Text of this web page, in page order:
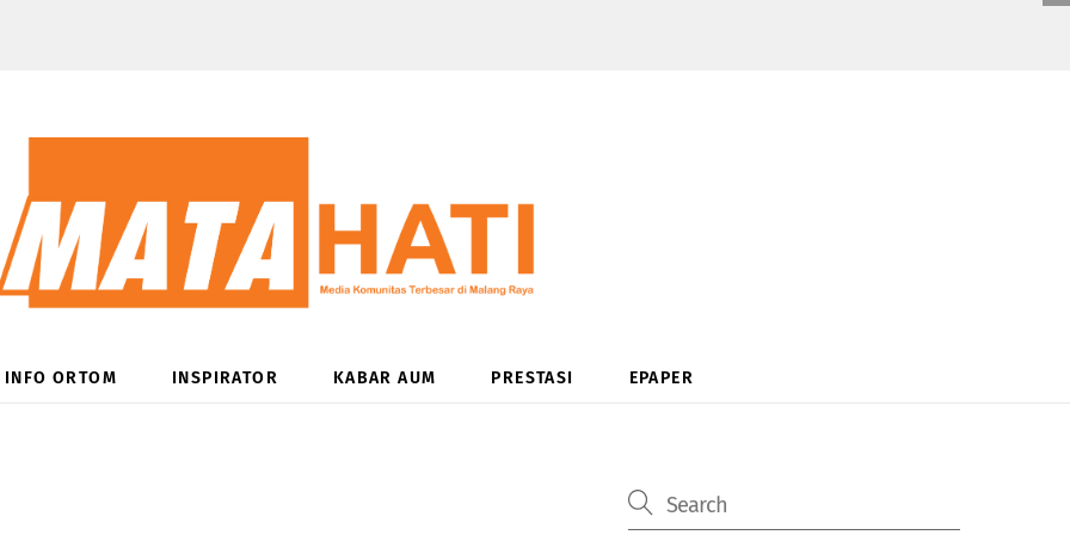
INFO ORTOM INSPIRATOR KABAR AUM PRESTASI EPAPER